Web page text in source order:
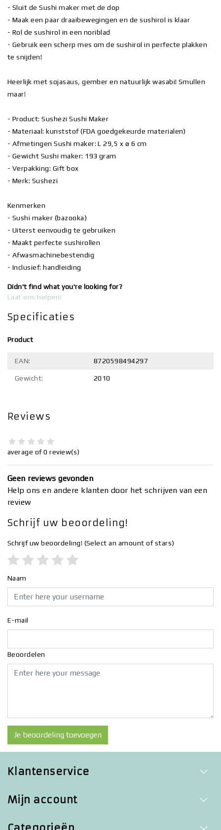
- Sluit de Sushi maker met de dop
- Maak een paar draaibewegingen en de sushirol is klaar
- Rol de sushirol in een noriblad
- Gebruik een scherp mes om de sushirol in perfecte plakken
te snijden!
Heerlijk met sojasaus, gember en natuurlijk wasabi! Smullen
maar!
- Product: Sushezi Sushi Maker
- Materiaal: kunststof (FDA goedgekeurde materialen)
- Afmetingen Sushi maker: L 29,5 x ø 6 cm
- Gewicht Sushi maker: 193 gram
- Verpakking: Gift box
- Merk: Sushezi
Kenmerken
- Sushi maker (bazooka)
- Uiterst eenvoudig te gebruiken
- Maakt perfecte sushirollen
- Afwasmachinebestendig
- Inclusief: handleiding
Didn't find what you're looking for?
Laat ons helpen!
Specificaties
Product
EAN: 8720598494297
Gewicht: 2010
Reviews
average of 0 review(s)
Geen reviews gevonden
Help ons en andere klanten door het schrijven van een
review
Schrijf uw beoordeling!
Schrijf uw beoordeling! (Select an amount of stars)
Naam
E-mail
Beoordelen
Je beoordeling toevoegen
Klantenservice
Mijn account